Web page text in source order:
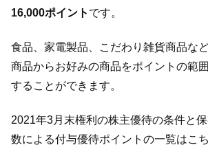
16,000ポイント です。
食品、家電製品、こだわり雑貨商品な
商品からお好みの商品をポイントの範
することができます。
2021年3月末権利の株主優待の条件と
数による付与優待ポイントの一覧はこち